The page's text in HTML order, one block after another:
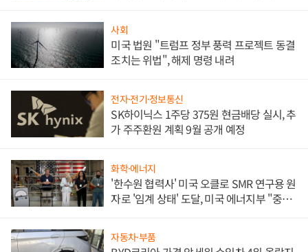
사회
미국 법원 "트럼프 정부 풍력 프로젝트 동결
조치는 위법", 해제 명령 내려
전자·전기·정보통신
SK하이닉스 1주당 375원 현금배당 실시, 추
가 주주환원 계획 9월 공개 예정
화학·에너지
'한수원 협력사' 미국 오클로 SMR 연구용 원
자로 '임계 상태' 도달, 미국 에너지부 "중요
자동차·부품